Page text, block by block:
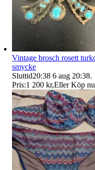
Vintage brosch rosett
smycke
Sluttid20:38 6 aug 20:38.
Pris:1 200 kr,Eller Köp nu